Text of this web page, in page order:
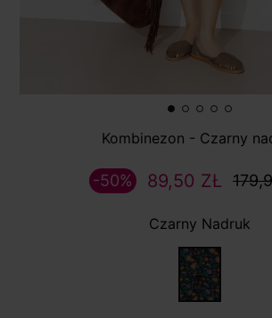
Kombinezon - Czarny
89,50 ZŁ
-50%
Czarny Nadruk